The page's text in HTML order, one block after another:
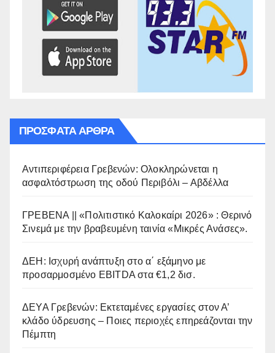
ΠΡΌΣΦΑΤΑ ΆΡΘΡΑ
Αντιπεριφέρεια Γρεβενών: Ολοκληρώνεται η
ασφαλτόστρωση της οδού Περιβόλι – Αβδέλλα
ΓΡΕΒΕΝΑ || «Πολιτιστικό Καλοκαίρι 2026» : Θερινό
Σινεμά με την βραβευμένη ταινία «Μικρές Ανάσες».
ΔΕΗ: Ισχυρή ανάπτυξη στο α΄ εξάμηνο με
προσαρμοσμένο EBITDA στα €1,2 δισ.
ΔΕΥΑ Γρεβενών: Εκτεταμένες εργασίες στον Α’
κλάδο ύδρευσης – Ποιες περιοχές επηρεάζονται την
Πέμπτη